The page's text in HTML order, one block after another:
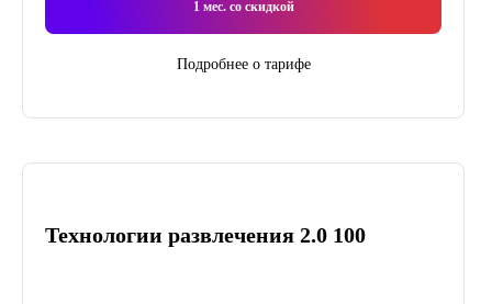
1мес. со скидкой
Подробнее о тарифе
Технологии развлечения 2.0 100